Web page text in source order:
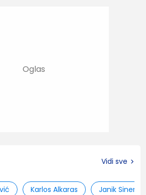
Vidi sve
Karlos Alkaras Janik Siner